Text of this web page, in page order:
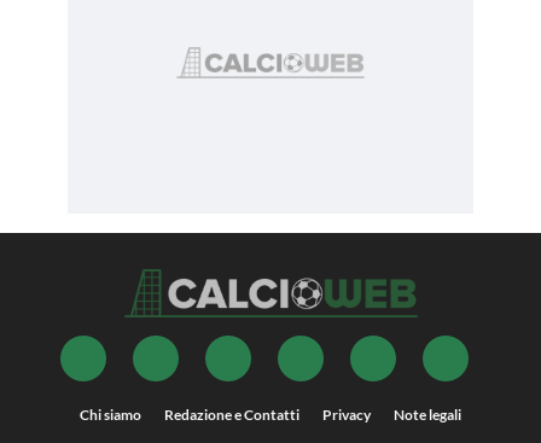
Chi siamo Redazione e Contatti Privacy Note legali